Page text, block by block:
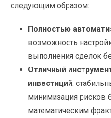
следующим образом:
Полностью
возможность
выполнения сделок
Отличный
инвестиций:
минимизация рисков
математическим